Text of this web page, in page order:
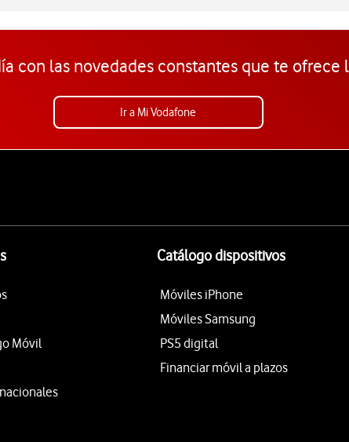
con las novedades constantes que te ofrece
Ir a Mi Vodafone
Móvil
Catálogo dispositivos
Móviles iPhone
Móviles Samsung
PS5 digital
Financiar móvil a plazos